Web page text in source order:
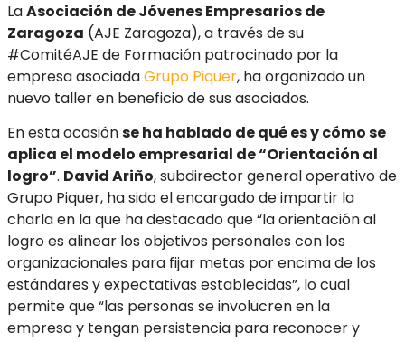
LaAsociación de Jóvenes Empresarios de
Zaragoza (AJE Zaragoza), a través de su
#ComitéAJE de Formación patrocinado por la
empresa asociadaGrupo Piquer, ha organizado un
nuevo taller en beneficio de sus asociados.
En esta ocasiónse ha hablado de qué es y cómo se
aplica el modelo empresarial de “Orientación al
logro”. David Ariño, subdirector general operativo de
Grupo Piquer, ha sido el encargado de impartir la
charla en la que ha destacado que “la orientación al
logro es alinear los objetivos personales con los
organizacionales para fijar metas por encima de los
estándares y expectativas establecidas”, lo cual
permite que “las personas se involucren en la
empresa y tengan persistencia para reconocer y